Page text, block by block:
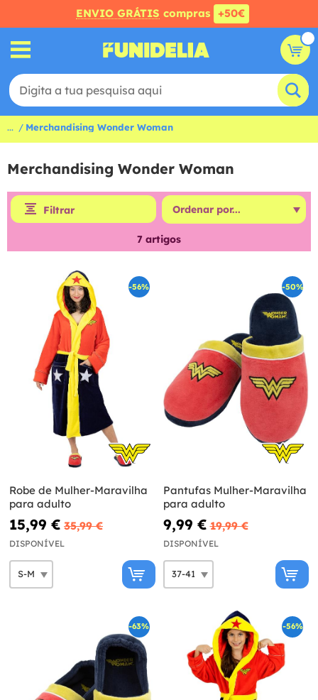
ENVIO GRÁTIS compras +50€
... Merchandising Wonder Woman
Merchandising Wonder Woman
Filtrar
7 artigos
-56%
Robe de Mulher-Maravilha
para adulto
15,99 € 35,99 €
DISPONÍVEL
-50%
Pantufas Mulher-Maravilha
para adulto
9,99 € 19,99 €
DISPONÍVEL
-63% -56%